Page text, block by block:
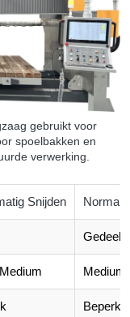
gebruikt voor
spoelbakken en
verwerking.
Snijden
Medium
Beperkt